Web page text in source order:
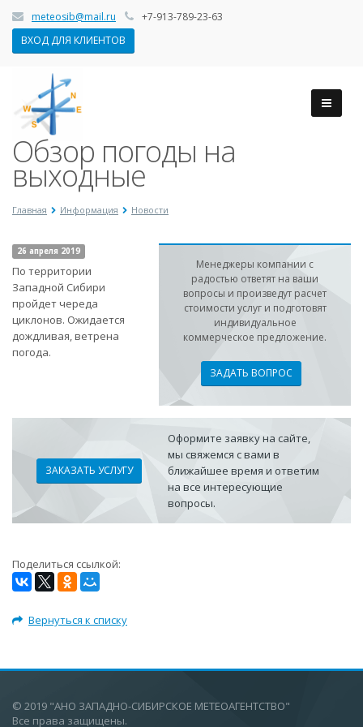
meteosib@mail.ru
+7-913-789-23-63
ВХОД ДЛЯ КЛИЕНТОВ
Обзор погоды на
выходные
Главная Информация Новости
Менеджеры компании с
радостью ответят на ваши
вопросы и произведут расчет
стоимости услуг и подготовят
индивидуальное
коммерческое предложение.
ЗАДАТЬ ВОПРОС
26 апреля 2019
По территории
Западной Сибири
пройдет череда
циклонов. Ожидается
дождливая, ветрена
погода.
ЗАКАЗАТЬ УСЛУГУ
Оформите заявку на сайте,
мы свяжемся с вами в
ближайшее время и ответим
на все интересующие
вопросы.
Поделиться ссылкой:
Вернуться к списку
© 2019 "АНО ЗАПАДНО-СИБИРСКОЕ МЕТЕОАГЕНТСТВО"
Все права защищены.